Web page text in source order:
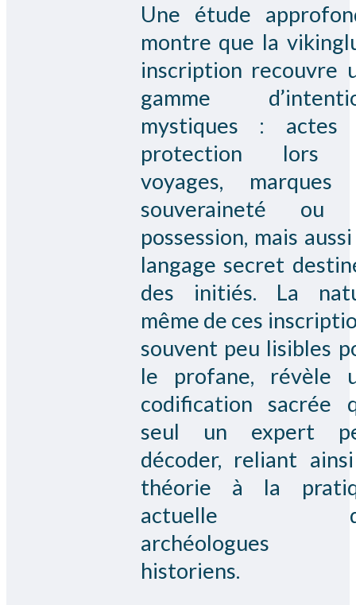
Une étude
montre que la
inscription recouvre
gamme
mystiques : actes
protection lors
voyages, marques
souveraineté ou
possession, mais
langage secret
des initiés. La
même de ces
souvent peu lisibles
le profane, révèle
codification sacrée
seul un expert
décoder, reliant
théorie à la
actuelle
archéologues
historiens.